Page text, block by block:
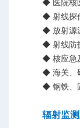
◆ 医院
◆ 射线探
◆ 放射源
◆ 射线防
◆ 核应急
◆ 海关、
◆ 钢铁、
辐射监